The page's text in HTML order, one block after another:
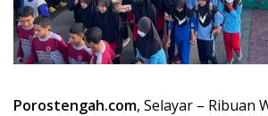
Porostengah.com, Selayar – Ribuan